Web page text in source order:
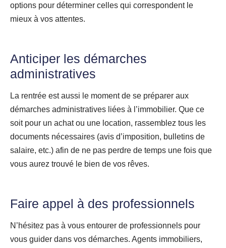
options pour déterminer celles qui correspondent le
mieux à vos attentes.
Anticiper les démarches
administratives
La rentrée est aussi le moment de se préparer aux
démarches administratives liées à l’immobilier. Que ce
soit pour un achat ou une location, rassemblez tous les
documents nécessaires (avis d’imposition, bulletins de
salaire, etc.) afin de ne pas perdre de temps une fois que
vous aurez trouvé le bien de vos rêves.
Faire appel à des professionnels
N’hésitez pas à vous entourer de professionnels pour
vous guider dans vos démarches. Agents immobiliers,